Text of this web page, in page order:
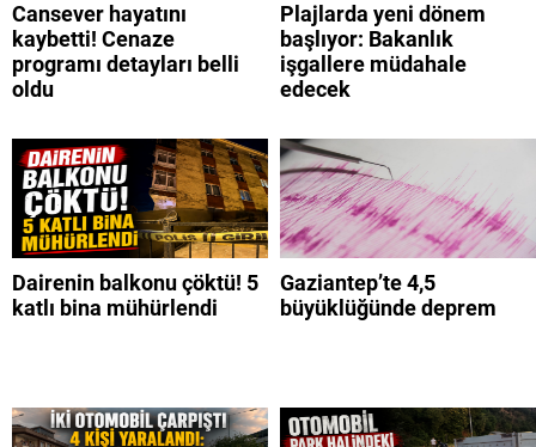
Cansever hayatını
kaybetti! Cenaze
programı detayları belli
oldu
Plajlarda yeni dönem
başlıyor: Bakanlık
işgallere müdahale
edecek
Dairenin balkonu çöktü! 5
katlı bina mühürlendi
Gaziantep’te 4,5
büyüklüğünde deprem